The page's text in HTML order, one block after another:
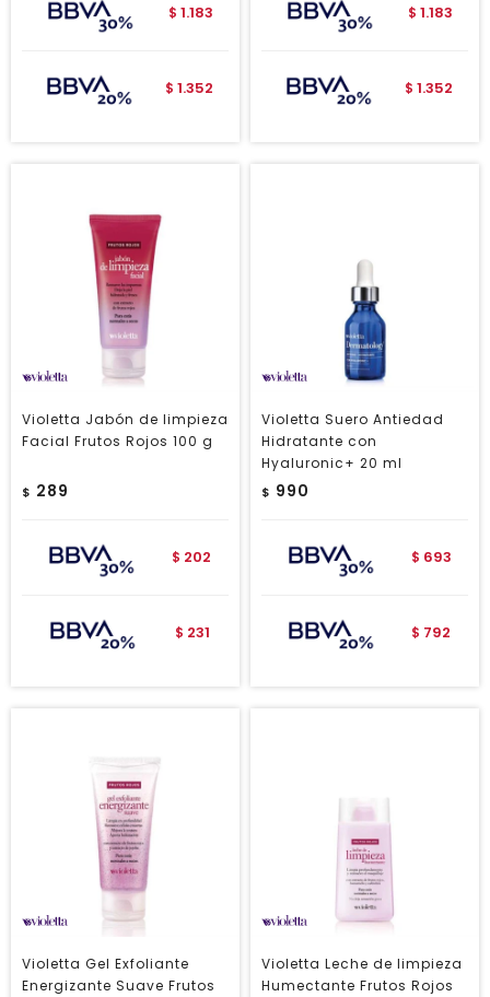
$ 1.183
$ 1.352
$ 1.183
$ 1.352
Violetta Jabón de limpieza
Facial Frutos Rojos 100 g
$ 289
$ 202
$ 231
Violetta Suero Antiedad
Hidratante con
Hyaluronic+ 20 ml
$ 990
$ 693
$ 792
Violetta Gel Exfoliante
Energizante Suave Frutos
Violetta Leche de limpieza
Humectante Frutos Rojos